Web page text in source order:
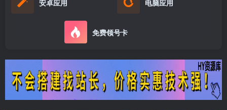
安卓应用 电脑应用
免费领号卡